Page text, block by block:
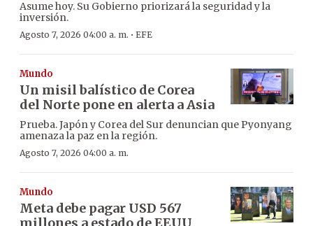
Asume hoy. Su Gobierno priorizará la seguridad y la
inversión.
Agosto 7, 2026 04:00 a. m. · EFE
Mundo
Un misil balístico de Corea
del Norte pone en alerta a Asia
Prueba. Japón y Corea del Sur denuncian que Pyonyang
amenaza la paz en la región.
Agosto 7, 2026 04:00 a. m.
Mundo
Meta debe pagar USD 567